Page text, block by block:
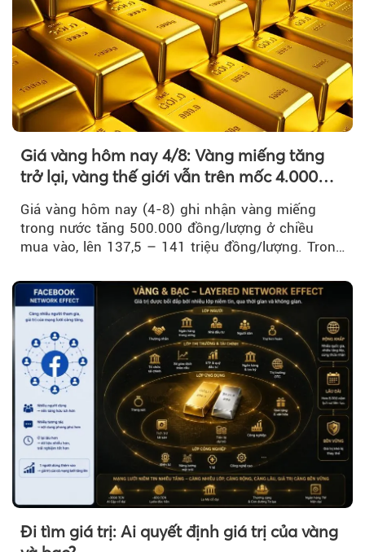
Giá vàng hôm nay 4/8: Vàng miếng tăng
trở lại, vàng thế giới vẫn trên mốc 4.000
Giá vàng hôm nay (4-8) ghi nhận vàng miếng
trong nước tăng 500.000 đồng/lượng ở chiều
mua vào, lên 137,5 – 141 triệu đồng/lượng. Trong
trì trên ngưỡng 4.000 USD/ounce.
Đi tìm giá trị: Ai quyết định giá trị của vàng